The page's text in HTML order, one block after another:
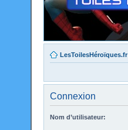
LesToilesHéroïques.fr
Connexion
Nom d’utilisateur: